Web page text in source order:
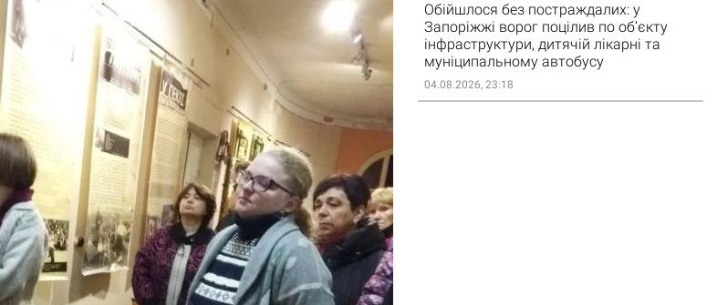
Обійшлося без постраждалих: у
Запоріжжі ворог поцілив по об’єкту
інфраструктури, дитячій лікарні та
муніципальному автобусу
04.08.2026, 23:18